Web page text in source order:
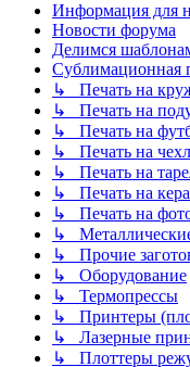
Информация для
Новости форума
Делимся
Сублимационная
↳ Печать на
↳ Печать на
↳ Печать на
↳ Печать на
↳ Печать на
↳ Печать на
↳ Печать на
↳ Металлические
↳ Прочие
↳ Оборудование
↳ Термопрессы
↳ Принтеры
↳ Лазерные
↳ Плоттеры